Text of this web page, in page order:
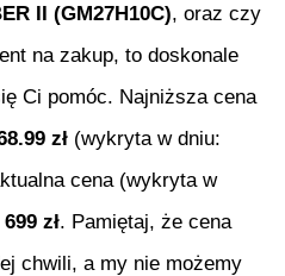
II (GM27H10C), oraz czy
na zakup, to doskonale
Ci pomóc. Najniższa cena
zł (wykryta w dniu:
cena (wykryta w
699 zł. Pamiętaj, że cena
chwili, a my nie możemy